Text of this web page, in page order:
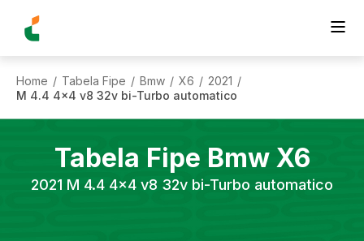
Home / Tabela Fipe / Bmw / X6 / 2021 /
M 4.4 4x4 v8 32v bi-Turbo automatico
Tabela Fipe Bmw X6
2021 M 4.4 4x4 v8 32v bi-Turbo automatico